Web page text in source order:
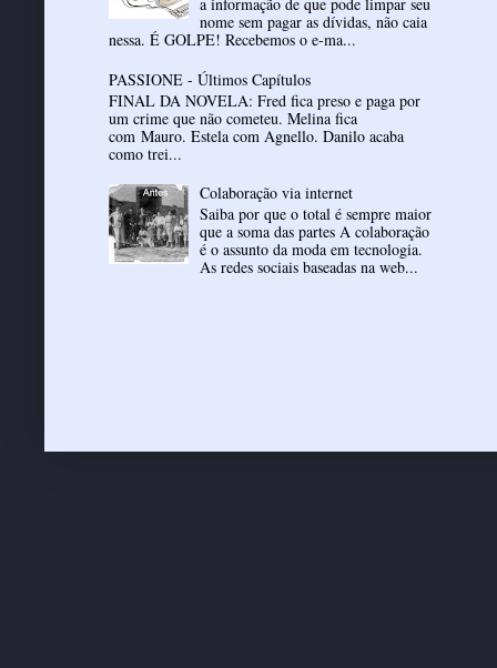
nome sem pagar as dívidas, não caia
nessa. É GOLPE! Recebemos o e-ma...
PASSIONE - Últimos Capítulos
FINAL DA NOVELA: Fred fica preso e paga por
um crime que não cometeu. Melina fica
com Mauro. Estela com Agnello. Danilo acaba
como trei...
Colaboração via internet
Saiba por que o total é sempre maior
que a soma das partes A colaboração
é o assunto da moda em tecnologia.
As redes sociais baseadas na web...